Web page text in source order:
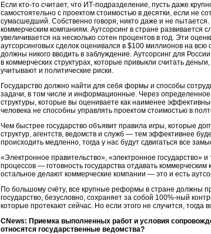
Если кто-то считает, что ИТ-подразделение, пусть даже
самостоятельно с проектом стоимостью в десятки, если не
сумасшедший. Собственно говоря, никто даже и не
коммерческим компаниям. Аутсорсинг в стране развивается
увеличивается на несколько сотен процентов в год. Эти
аутсорсинговых сделок оценивался в $100 миллионов на
должны никого вводить в заблуждение. Аутсорсинг для
в коммерческих структурах, которые привыкли считать
учитывают и политические риски.
Государство должно найти для себя формы и способы
задачи, в том числе и информационные. Через
структуры, которые вы оцениваете как наименее
человека не способны управлять проектом стоимостью в
Чем быстрее государство объявит правила игры, которые
структур, агентств, ведомств и служб — тем эффективнее
происходить медленно, тогда у нас будут сдвигаться все
«Электронное правительство», «электронное государство»
процессов — готовность государства отдавать
остальное делают коммерческие компании — это и есть
По большому счёту, все крупные реформы в стране должны
государство, безусловно, сохраняет за собой 100%-ный
которые протекают сейчас. Но если этого не случится,
CNews: Приемка выполненных работ и условия
относятся государственные ведомства?